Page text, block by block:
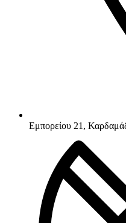
Εμπορείου 21,